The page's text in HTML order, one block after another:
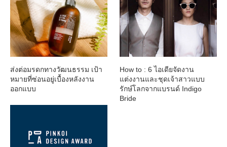
ส่งต่อมรดกทางวัฒนธรรม เป้า
หมายที่ซ่อนอยู่เบื้องหลังงาน
ออกแบบ
How to : 6 ไอเดียจัดงาน
แต่งงานและชุดเจ้าสาวแบบ
รักษ์โลกจากแบรนด์ Indigo
Bride